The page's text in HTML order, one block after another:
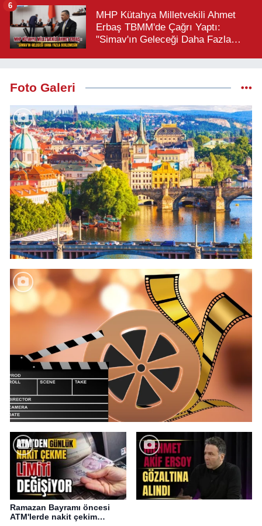
MHP Kütahya Milletvekili Ahmet
Erbaş TBMM'de Çağrı Yaptı:
"Simav'ın Geleceği Daha Fazla
6
Foto Galeri
Ramazan Bayramı öncesi
ATM'lerde nakit çekim